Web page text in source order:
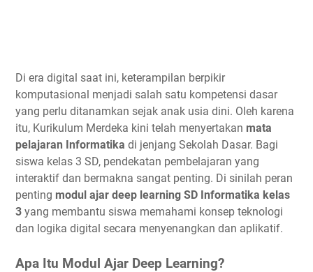
Di era digital saat ini, keterampilan berpikir
komputasional menjadi salah satu kompetensi dasar
yang perlu ditanamkan sejak anak usia dini. Oleh karena
itu, Kurikulum Merdeka kini telah menyertakan mata
pelajaran Informatika di jenjang Sekolah Dasar. Bagi
siswa kelas 3 SD, pendekatan pembelajaran yang
interaktif dan bermakna sangat penting. Di sinilah peran
penting modul ajar deep learning SD Informatika kelas
3 yang membantu siswa memahami konsep teknologi
dan logika digital secara menyenangkan dan aplikatif.
Apa Itu Modul Ajar Deep Learning?